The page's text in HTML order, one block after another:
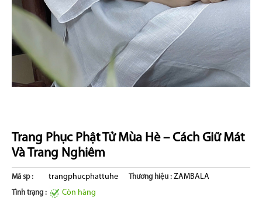
Trang Phục Phật Tử Mùa Hè – Cách Giữ Mát
Và Trang Nghiêm
Mã sp : trangphucphattuhe Thương hiệu :ZAMBALA
Tình trạng : Còn hàng